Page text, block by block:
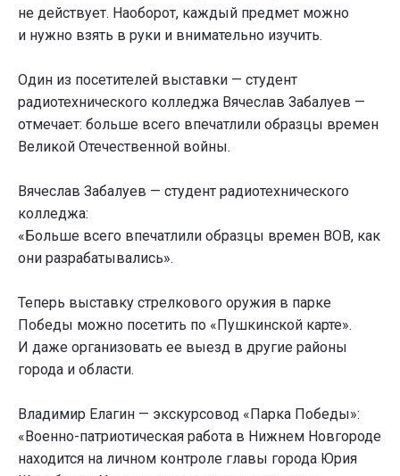
не действует. Наоборот, каждый предмет можно
и нужно взять в руки и внимательно изучить.
Один из посетителей выставки — студент
радиотехнического колледжа Вячеслав Забалуев —
отмечает: больше всего впечатлили образцы времен
Великой Отечественной войны.
Вячеслав Забалуев — студент радиотехнического
колледжа:
«Больше всего впечатлили образцы времен ВОВ, как
они разрабатывались».
Теперь выставку стрелкового оружия в парке
Победы можно посетить по «Пушкинской карте».
И даже организовать ее выезд в другие районы
города и области.
Владимир Елагин — экскурсовод «Парка Победы»:
«Военно-патриотическая работа в Нижнем Новгороде
находится на личном контроле главы города Юрия